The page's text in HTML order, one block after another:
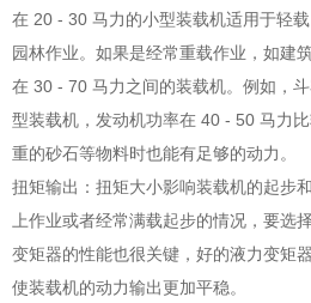
在 20 - 30 马力的小型装载机适用于轻
园林作业。如果是经常重载作业，如建
在 30 - 70 马力之间的装载机。例如，
型装载机，发动机功率在 40 - 50 马力
重的砂石等物料时也能有足够的动力。
扭矩输出：扭矩大小影响装载机的起步
上作业或者经常满载起步的情况，要选
变矩器的性能也很关键，好的液力变矩
使装载机的动力输出更加平稳。